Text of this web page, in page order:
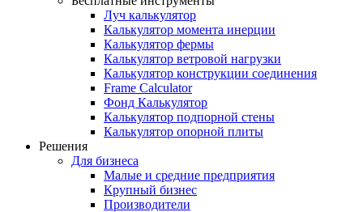
Луч калькулятор
Калькулятор момента инерции
Калькулятор фермы
Калькулятор ветровой нагрузки
Калькулятор конструкции соединения
Frame Calculator
Фонд Калькулятор
Калькулятор подпорной стены
Калькулятор опорной плиты
Решения
Для бизнеса
Малые и средние предприятия
Крупный бизнес
Производители